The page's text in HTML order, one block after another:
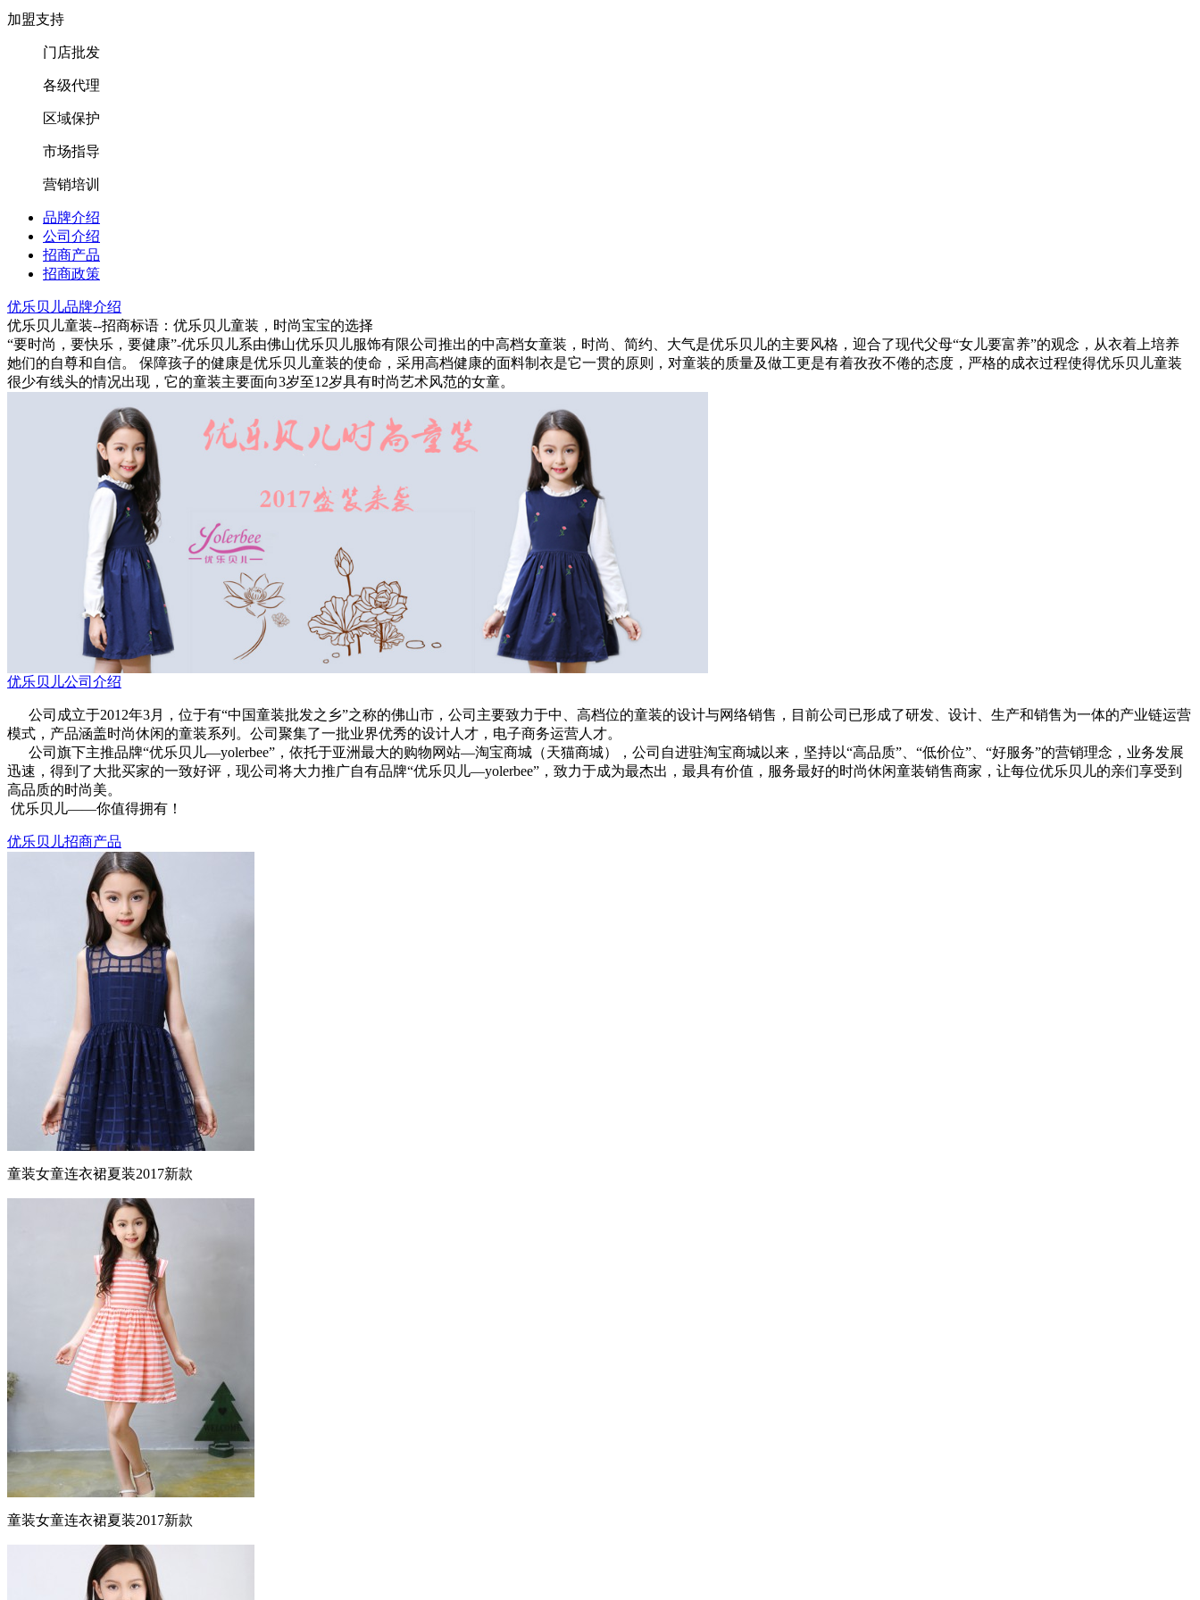
加盟支持
门店批发
各级代理
区域保护
市场指导
营销培训
品牌介绍
公司介绍
招商产品
招商政策
优乐贝儿品牌介绍
优乐贝儿童装--招商标语： 优乐贝儿童装，时尚宝宝的选择
“要时尚，要快乐，要健康”-优乐贝儿系由佛山优乐贝儿服饰有限公司推出的中高档女童装，时尚、简约、大气是优乐贝儿的主要风格，迎合了现代父母“女儿要富养”的观念，从衣着上培养
她们的自尊和自信。 保障孩子的健康是优乐贝儿童装的使命，采用高档健康的面料制衣是它一贯的原则，对童装的质量及做工更是有着孜孜不倦的态度，严格的成衣过程使得优乐贝儿童装
很少有线头的情况出现，它的童装主要面向3岁至12岁具有时尚艺术风范的女童。
优乐贝儿公司介绍
公司成立于2012年3月，位于有“中国童装批发之乡”之称的佛山市，公司主要致力于中、高档位的童装的设计与网络销售，目前公司已形成了研发、设计、生产和销售为一体的产业链运营
模式，产品涵盖时尚休闲的童装系列。公司聚集了一批业界优秀的设计人才，电子商务运营人才。
公司旗下主推品牌“优乐贝儿—yolerbee”，依托于亚洲最大的购物网站—淘宝商城（天猫商城），公司自进驻淘宝商城以来，坚持以“高品质”、“低价位”、“好服务”的营销理念，业务发展
迅速，得到了大批买家的一致好评，现公司将大力推广自有品牌“优乐贝儿—yolerbee”，致力于成为最杰出，最具有价值，服务最好的时尚休闲童装销售商家，让每位优乐贝儿的亲们享受到
高品质的时尚美。
优乐贝儿——你值得拥有！
优乐贝儿招商产品
童装女童连衣裙夏装2017新款
童装女童连衣裙夏装2017新款